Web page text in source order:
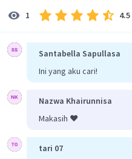
1 4.5
Santabella Sapullasa
Ini yang aku cari!
Nazwa Khairunnisa
Makasih ❤️
tari 07